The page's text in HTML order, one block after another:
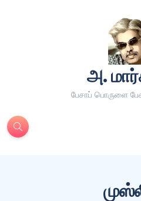
அ.
பேசாப் பொருளை